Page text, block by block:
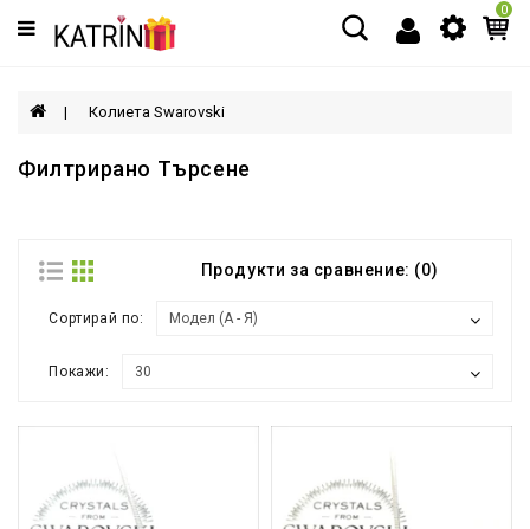
Категории
МЪЖЕ
ЖЕНИ
АКСЕСОАРИ
0
Колиета Swarovski
Филтрирано Търсене
Продукти за сравнение: (0)
Сортирай по:
Покажи: